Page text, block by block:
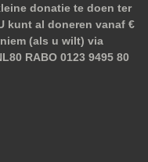
donatie te doen ter
kunt al doneren vanaf €
(als u wilt) via
RABO 0123 9495 80